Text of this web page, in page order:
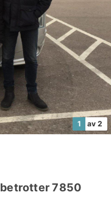
1 av 2
7850